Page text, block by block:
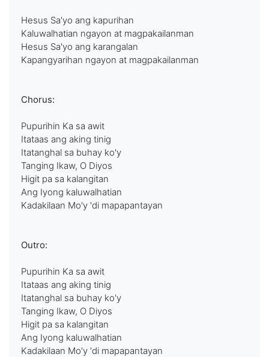
Hesus Sa'yo ang kapurihan
Kaluwalhatian ngayon at magpakailanman
Hesus Sa'yo ang karangalan
Kapangyarihan ngayon at magpakailanman
Chorus:
Pupurihin Ka sa awit
Itataas ang aking tinig
Itatanghal sa buhay ko'y
Tanging Ikaw, O Diyos
Higit pa sa kalangitan
Ang Iyong kaluwalhatian
Kadakilaan Mo'y 'di mapapantayan
Outro:
Pupurihin Ka sa awit
Itataas ang aking tinig
Itatanghal sa buhay ko'y
Tanging Ikaw, O Diyos
Higit pa sa kalangitan
Ang Iyong kaluwalhatian
Kadakilaan Mo'y 'di mapapantayan